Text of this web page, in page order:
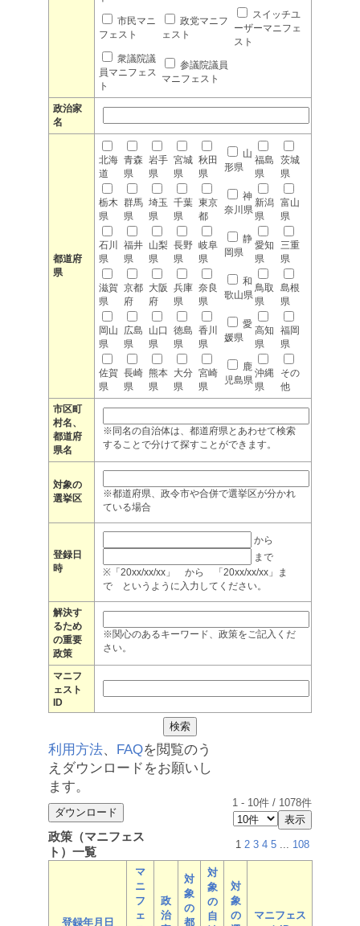
市民マニ
フェスト
政党マニフ
ェスト
スイッチユ
ーザーマニフェ
スト
衆議院議
員マニフェス
ト
参議院議員
マニフェスト
政治家
名
都道府
県
北海
道
青森
県
岩手
県
宮城
県
秋田
県
山
形県
福島
県
茨城
県
栃木
県
群馬
県
埼玉
県
千葉
県
東京
都
神
奈川県
新潟
県
富山
県
石川
県
福井
県
山梨
県
長野
県
岐阜
県
静
岡県
愛知
県
三重
県
滋賀
県
京都
府
大阪
府
兵庫
県
奈良
県
和
歌山県
鳥取
県
島根
県
岡山
県
広島
県
山口
県
徳島
県
香川
県
愛
媛県
高知
県
福岡
県
佐賀
県
長崎
県
熊本
県
大分
県
宮崎
県
鹿
児島県
沖縄
県
その
他
市区町
村名、
都道府
県名
※同名の自治体は、都道府県とあわせて検索
することで分けて探すことができます。
対象の
選挙区
※都道府県、政令市や合併で選挙区が分かれ
ている場合
登録日
時
から
まで
※「20xx/xx/xx」 から 「20xx/xx/xx」ま
で というように入力してください。
解決す
るため
の重要
政策
※関心のあるキーワード、政策をご記入くだ
さい。
マニフ
ェスト
ID
利用方法、 FAQを閲覧のう
えダウンロードをお願いし
ます。
1 - 10件 / 1078件
政策（マニフェス
ト）一覧
1 2 3 4 5 ... 108
登録年月日
マ
ニ
フ
ェ
政
治
対
象
の
都
対
象
の
自
対
象
の
マニフェス